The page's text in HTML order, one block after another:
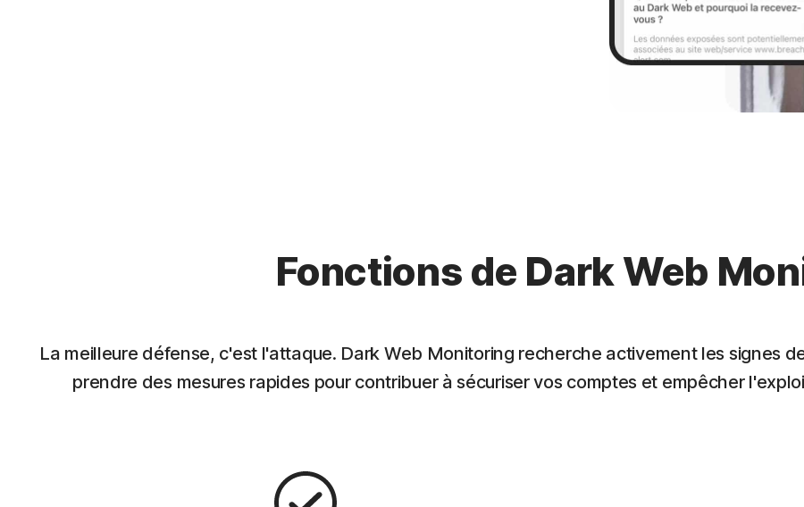
Fonctions de Dark Web
La meilleure défense, c'est l'attaque. Dark Web Monitoring recherche activement les signes
prendre des mesures rapides pour contribuer à sécuriser vos comptes et empêcher